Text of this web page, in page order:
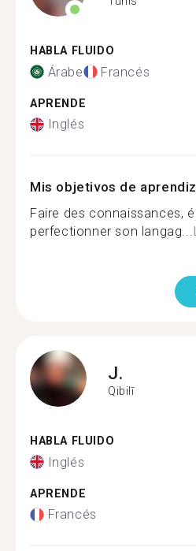
HABLA FLUIDO
Árabe Francés
APRENDE
Inglés
Mis objetivos de
Faire des connaissances,
perfectionner son langag...
J.
Qibilī
HABLA FLUIDO
Inglés
APRENDE
Francés